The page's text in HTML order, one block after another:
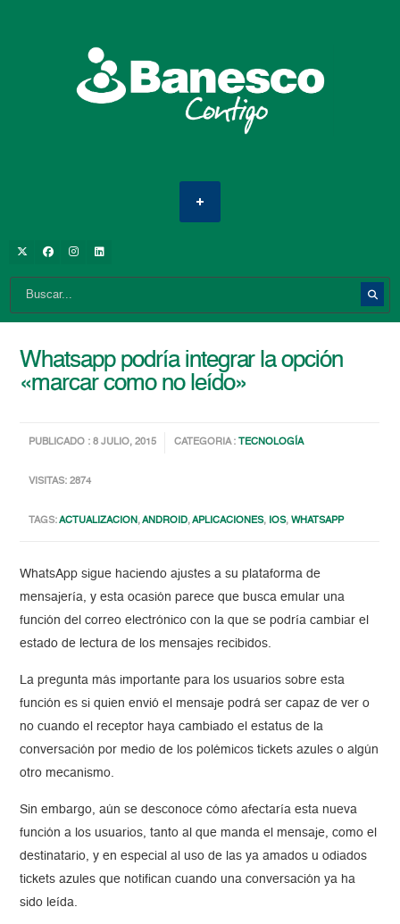
Whatsapp podría integrar la opción
«marcar como no leído»
PUBLICADO : 8 JULIO, 2015 CATEGORIA : TECNOLOGÍA
VISITAS: 2874
TAGS:ACTUALIZACION,ANDROID,APLICACIONES, IOS,WHATSAPP
WhatsApp sigue haciendo ajustes a su plataforma de
mensajería, y esta ocasión parece que busca emular una
función del correo electrónico con la que se podría cambiar el
estado de lectura de los mensajes recibidos.
La pregunta más importante para los usuarios sobre esta
función es si quien envió el mensaje podrá ser capaz de ver o
no cuando el receptor haya cambiado el estatus de la
conversación por medio de los polémicos tickets azules o algún
otro mecanismo.
Sin embargo, aún se desconoce cómo afectaría esta nueva
función a los usuarios, tanto al que manda el mensaje, como el
destinatario, y en especial al uso de las ya amados u odiados
tickets azules que notifican cuando una conversación ya ha
sido leída.